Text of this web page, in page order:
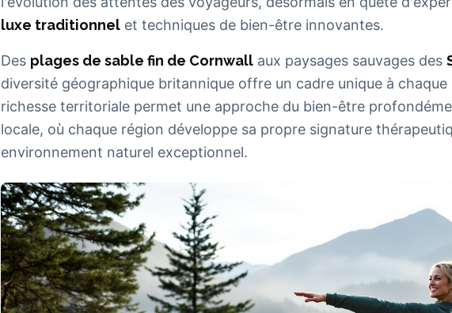
luxe traditionnel et techniques de bien-être innovantes.
Des plages de sable fin de Cornwall aux paysages sauvages des
diversité géographique britannique offre un cadre unique à
richesse territoriale permet une approche du bien-être
locale, où chaque région développe sa propre signature
environnement naturel exceptionnel.